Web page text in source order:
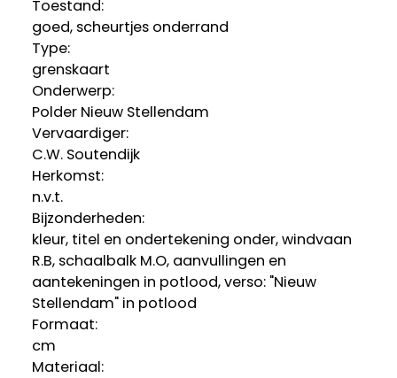
Toestand:
goed, scheurtjes onderrand
Type:
grenskaart
Onderwerp:
Polder Nieuw Stellendam
Vervaardiger:
C.W. Soutendijk
Herkomst:
n.v.t.
Bijzonderheden:
kleur, titel en ondertekening onder, windvaan
R.B, schaalbalk M.O, aanvullingen en
aantekeningen in potlood, verso: "Nieuw
Stellendam" in potlood
Formaat:
cm
Materiaal: